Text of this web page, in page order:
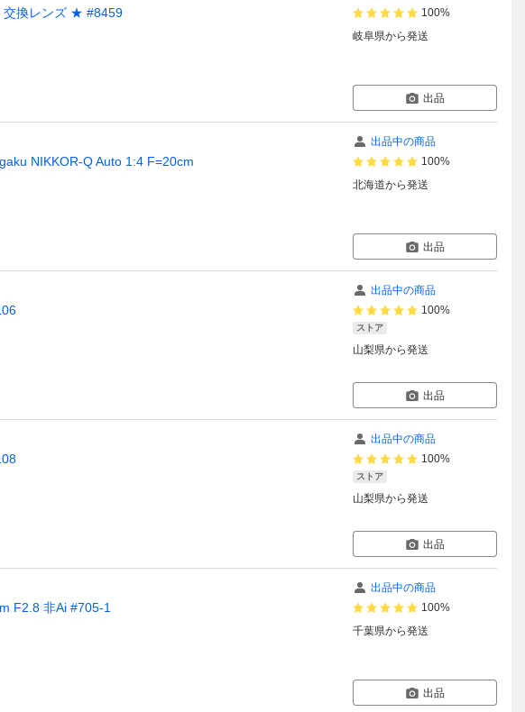
交換レンズ ★ #8459
100%
岐阜県から発送
出品
NIKKOR-Q Auto 1:4 F=20cm
出品中の商品
100%
北海道から発送
出品
出品中の商品
100%
ストア
山梨県から発送
出品
出品中の商品
100%
ストア
山梨県から発送
出品
F2.8 非Ai #705-1
出品中の商品
100%
千葉県から発送
出品